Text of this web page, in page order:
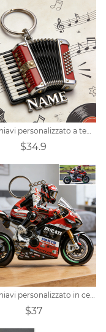
Portachiavi personalizzato a tema fisarmonica × musica di strada
$34.9
Portachiavi personalizzato in ceramica con foto di motociclista in stile realistico
$37